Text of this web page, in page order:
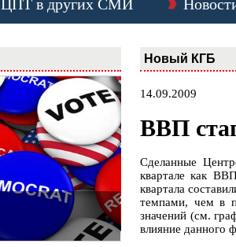
ЦПТ в других СМИ
Новый КГБ
14.09.2009
ВВП
Сделанные
квартале как
квартала
темпами, чем в
значений (см.
влияние данного